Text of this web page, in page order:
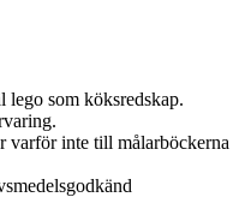
lego som köksredskap.
varför inte till målarböckerna